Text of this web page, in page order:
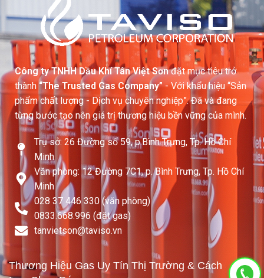
Công ty TNHH Dầu Khí Tân Việt Sơnđặt mục tiêu trở
thành “The Trusted Gas Company”- Với khẩu hiệu “Sản
phẩm chất lượng - Dịch vụ chuyên nghiệp”. Đã và đang
từng bước tạo nên giá trị thương hiệu bền vững của mình.
Trụ sở: 26 Đường số 59, p.Bình Trưng, Tp. Hồ Chí
Minh
Văn phòng: 12 Đường 7C1, p. Bình Trưng, Tp. Hồ Chí
Minh
028 37 446 330 (văn phòng)
0833.668.996 (đặt gas)
tanvietson@taviso.vn​
Thương Hiệu Gas Uy Tín Thị Trường & Cách